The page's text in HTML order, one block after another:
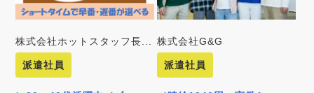
株式会社ホットスタッフ長...
派遣社員
株式会社G&G
派遣社員